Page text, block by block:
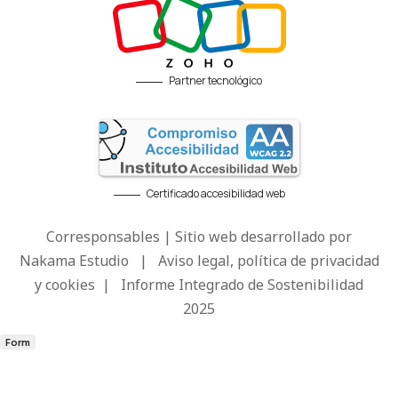
Partner tecnológico
Certificado accesibilidad web
Corresponsables | Sitio web desarrollado por
Nakama Estudio | Aviso legal, política de privacidad
y cookies | Informe Integrado de Sostenibilidad
2025
Form